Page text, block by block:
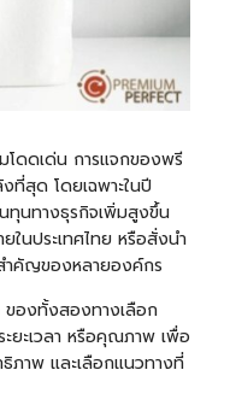
โดดเด่น การแจกของพรี
ที่สุด โดยเฉพาะในปี
ทุนทางธุรกิจเพิ่มสูงขึ้น
ในประเทศไทย หรือสั่งนำ
สำคัญของหลายองค์กร
องทั้งสองทางเลือก
ยะเวลา หรือคุณภาพ เพื่อ
ภาพ และเลือกแนวทางที่